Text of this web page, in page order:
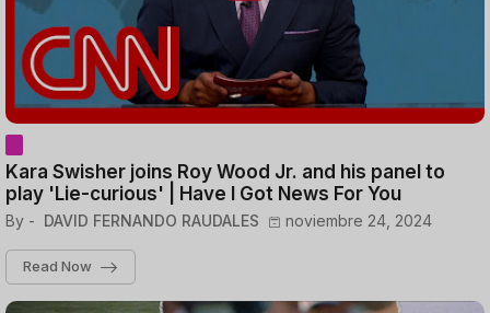
Kara Swisher joins Roy Wood Jr. and his panel to
play 'Lie-curious' | Have I Got News For You
By - DAVID FERNANDO RAUDALES noviembre 24, 2024
Read Now